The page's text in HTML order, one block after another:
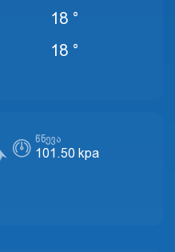
18 °
18 °
ᲬᲜᲔᲕᲐ
101.50 kpa